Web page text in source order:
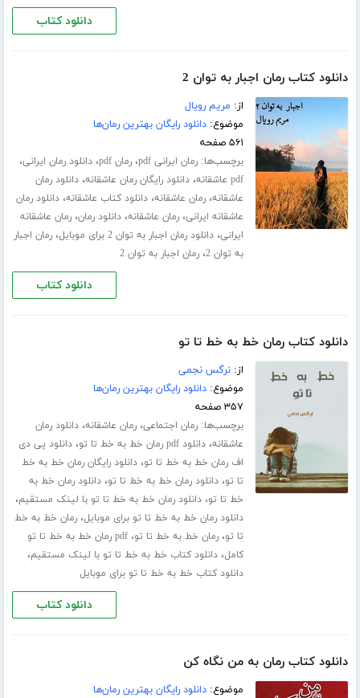
دانلود کتاب
دانلود کتاب رمان اجبار به توان 2
از: مریم رویال
موضوع:دانلود رایگان بهترین رمان‌ها
۵۶۱ صفحه
برچسب‌ها:رمان ایرانی pdf ،رمان pdf ،دانلود رمان ایرانی،
pdf عاشقانه ،دانلود رایگان رمان عاشقانه،دانلود رمان
عاشقانه،رمان عاشقانه،دانلود کتاب عاشقانه،دانلود رمان
عاشقانه ایرانی،رمان عاشقانه،دانلود رمان،رمان عاشقانه
ایرانی،دانلود رمان اجبار به توان 2 برای موبایل ،رمان اجبار
به توان 2 ،رمان اجبار به توان 2
دانلود کتاب
دانلود کتاب رمان خط به خط تا تو
از:نرگس نجمی
موضوع:دانلود رایگان بهترین رمان‌ها
۳۵۷ صفحه
برچسب‌ها:رمان اجتماعی،رمان عاشقانه،دانلود رمان
عاشقانه،دانلود pdf رمان خط به خط تا تو ،دانلود پی دی
اف رمان خط به خط تا تو،دانلود رایگان رمان خط به خط
تا تو،دانلود رمان خط به خط تا تو،دانلود رمان خط به
خط تا تو،دانلود رمان خط به خط تا تو با لینک مستقیم،
دانلود رمان خط به خط تا تو برای موبایل،رمان خط به خط
تا تو،رمان خط به خط تا تو،
pdf رمان خط به خط تا تو
کامل،دانلود کتاب خط به خط تا تو با لینک مستقیم،
دانلود کتاب خط به خط تا تو برای موبایل
دانلود کتاب
دانلود کتاب رمان به من نگاه کن
موضوع:دانلود رایگان بهترین رمان‌ها